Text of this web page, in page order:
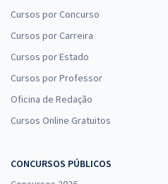
Cursos por Concurso
Cursos por Carreira
Cursos por Estado
Cursos por Professor
Oficina de Redação
Cursos Online Gratuitos
CONCURSOS PÚBLICOS